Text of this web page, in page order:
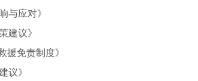
与应对》
建议》
援免责制度》
议》